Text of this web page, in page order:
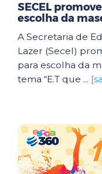
SECEL
escolha da
A Secretaria de
Lazer (Secel)
para escolha da
tema “E.T que ...